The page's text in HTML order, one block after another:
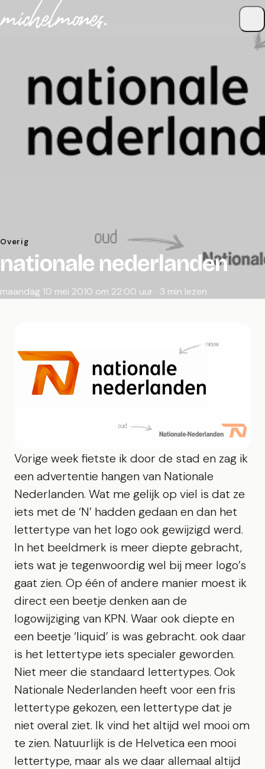
Naar de inhoud
Overig
nationale nederlanden
maandag 10 mei 2010 om 22:00 uur · 3 min lezen
Vorige week fietste ik door de stad en zag ik
een advertentie hangen van Nationale
Nederlanden. Wat me gelijk op viel is dat ze
iets met de ‘N’ hadden gedaan en dan het
lettertype van het logo ook gewijzigd werd.
In het beeldmerk is meer diepte gebracht,
iets wat je tegenwoordig wel bij meer logo’s
gaat zien. Op één of andere manier moest ik
direct een beetje denken aan de
logowijziging van KPN. Waar ook diepte en
een beetje ‘liquid’ is was gebracht. ook daar
is het lettertype iets specialer geworden.
Niet meer die standaard lettertypes. Ook
Nationale Nederlanden heeft voor een fris
lettertype gekozen, een lettertype dat je
niet overal ziet. Ik vind het altijd wel mooi om
te zien. Natuurlijk is de Helvetica een mooi
lettertype, maar als we daar allemaal altijd